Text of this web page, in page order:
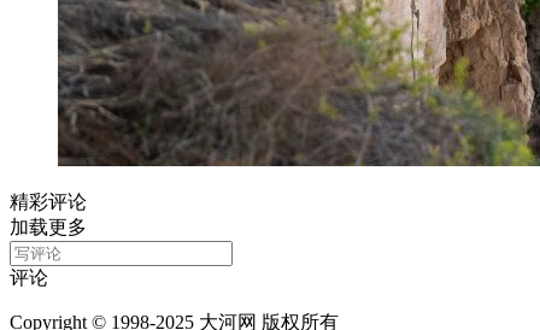
精彩评论
加载更多
评论
Copyright © 1998-2025 大河网 版权所有